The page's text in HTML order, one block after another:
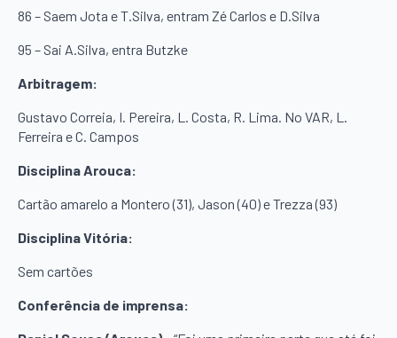
86 – Saem Jota e T.Silva, entram Zé Carlos e D.Silva
95 – Sai A.Silva, entra Butzke
Arbitragem:
Gustavo Correia, I. Pereira, L. Costa, R. Lima. No VAR, L.
Ferreira e C. Campos
Disciplina Arouca:
Cartão amarelo a Montero (31), Jason (40) e Trezza (93)
Disciplina Vitória:
Sem cartões
Conferência de imprensa: